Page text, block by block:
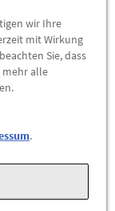
wir Ihre
mit Wirkung
Sie, dass
mehr alle
.